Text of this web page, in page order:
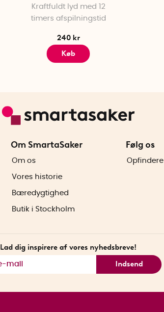
Kraftfuldt lyd med 12
timers afspilningstid
240 kr
Køb
Om SmartaSaker
Om os
Vores historie
Bæredygtighed
Butik i Stockholm
Følg os
Opfindere
Lad dig inspirere af vores nyhedsbreve!
Indsend